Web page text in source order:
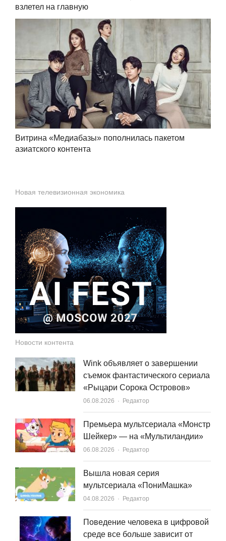
взлетел на главную
Витрина «Медиабазы» пополнилась пакетом
азиатского контента
Новая телевизионная экономика
Новости контента
Wink объявляет о завершении
съемок фантастического сериала
«Рыцари Сорока Островов»
06.08.2026 Author
Редактор
Премьера мультсериала «Монстр
Шейкер» — на «Мультиландии»
06.08.2026 Author
Редактор
Вышла новая серия
мультсериала «ПониМашка»
04.08.2026 Author
Редактор
Поведение человека в цифровой
среде все больше зависит от